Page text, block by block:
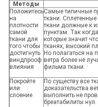
Методы
Положитесь
на
плотности
самой
ткани для
того чтобы
достигнуть
виндпрооф
влияния
Самые типичные
ткани.
ткани должные к
пунктам. Так
которые значит
тканях, высокий
Но полагаться на
ветра более не
фильма ткани.
Покройте
или
слоение
По существу все
доказательства
выполнить не
бреатабилиты нул.